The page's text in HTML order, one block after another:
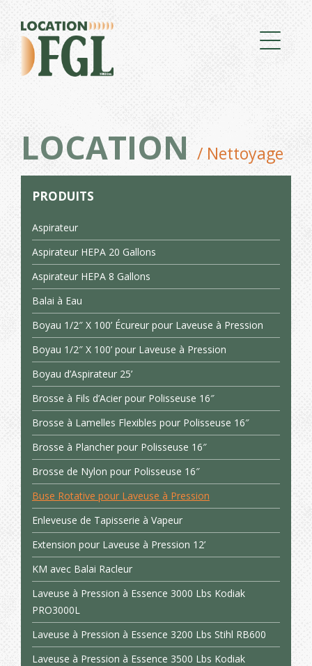
LOCATION / Nettoyage
PRODUITS
Aspirateur
Aspirateur HEPA 20 Gallons
Aspirateur HEPA 8 Gallons
Balai à Eau
Boyau 1/2″ X 100’ Écureur pour Laveuse à Pression
Boyau 1/2″ X 100’ pour Laveuse à Pression
Boyau d’Aspirateur 25’
Brosse à Fils d’Acier pour Polisseuse 16″
Brosse à Lamelles Flexibles pour Polisseuse 16″
Brosse à Plancher pour Polisseuse 16″
Brosse de Nylon pour Polisseuse 16″
Buse Rotative pour Laveuse à Pression
Enleveuse de Tapisserie à Vapeur
Extension pour Laveuse à Pression 12’
KM avec Balai Racleur
Laveuse à Pression à Essence 3000 Lbs Kodiak
PRO3000L
Laveuse à Pression à Essence 3200 Lbs Stihl RB600
Laveuse à Pression à Essence 3500 Lbs Kodiak